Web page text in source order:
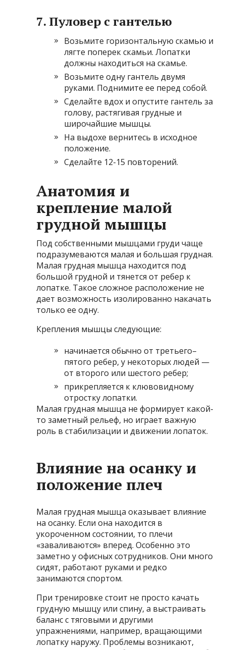
7. Пуловер с гантелью
Возьмите горизонтальную скамью и
лягте поперек скамьи. Лопатки
должны находиться на скамье.
Возьмите одну гантель двумя
руками. Поднимите ее перед собой.
Сделайте вдох и опустите гантель за
голову, растягивая грудные и
широчайшие мышцы.
На выдохе вернитесь в исходное
положение.
Сделайте 12-15 повторений.
Анатомия и
крепление малой
грудной мышцы
Под собственными мышцами груди чаще
подразумеваются малая и большая грудная.
Малая грудная мышца находится под
большой грудной и тянется от ребер к
лопатке. Такое сложное расположение не
дает возможность изолированно накачать
только ее одну.
Крепления мышцы следующие:
начинается обычно от третьего–
пятого ребер, у некоторых людей —
от второго или шестого ребер;
прикрепляется к клювовидному
отростку лопатки.
Малая грудная мышца не формирует какой-
то заметный рельеф, но играет важную
роль в стабилизации и движении лопаток.
Влияние на осанку и
положение плеч
Малая грудная мышца оказывает влияние
на осанку. Если она находится в
укороченном состоянии, то плечи
«заваливаются» вперед. Особенно это
заметно у офисных сотрудников. Они много
сидят, работают руками и редко
занимаются спортом.
При тренировке стоит не просто качать
грудную мышцу или спину, а выстраивать
баланс с тяговыми и другими
упражнениями, например, вращающими
лопатку наружу. Проблемы возникают,